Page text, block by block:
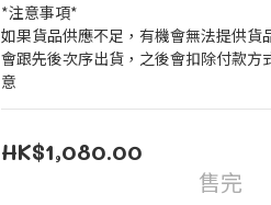
*注意事項*
如果貨品供應不足，有機會無法提供貨
會跟先後次序出貨，之後會扣除付款方
意
HK$1,080.00
售完